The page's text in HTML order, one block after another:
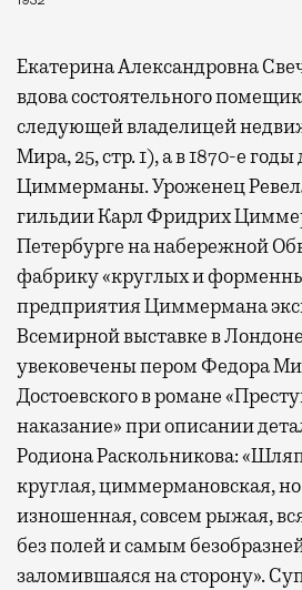
Екатерина Александровна
вдова состоятельного
следующей владелицей
Мира, 25, стр. 1), а в 1870-е
Циммерманы. Уроженец
гильдии Карл Фридрих
Петербурге на набережной
фабрику «круглых и
предприятия Циммермана
Всемирной выставке в
увековечены пером Федора
Достоевского в романе
наказание» при описании
Родиона Раскольникова:
круглая, циммермановская,
изношенная, совсем рыжая,
без полей и самым
заломившаяся на сторону».